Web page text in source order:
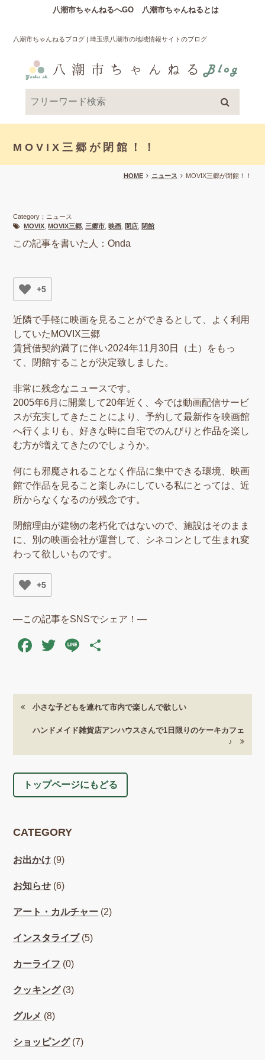
八潮市ちゃんねるへGO 八潮市ちゃんねるとは
八潮市ちゃんねるブログ | 埼玉県八潮市の地域情報サイトのブログ
MOVIX三郷が閉館！！
HOME ニュース MOVIX三郷が閉館！！
Category；ニュース
MOVIX
MOVIX三郷 三郷市 映画 閉店 閉館
この記事を書いた人：Onda
+5
近隣で手軽に映画を見ることができるとして、よく利用
していたMOVIX三郷
賃貸借契約満了に伴い2024年11月30日（土）をもっ
て、閉館することが決定致しました。
非常に残念なニュースです。
2005年6月に開業して20年近く、今では動画配信サービ
スが充実してきたことにより、予約して最新作を映画館
へ行くよりも、好きな時に自宅でのんびりと作品を楽し
む方が増えてきたのでしょうか。
何にも邪魔されることなく作品に集中できる環境、映画
館で作品を見ること楽しみにしている私にとっては、近
所からなくなるのが残念です。
閉館理由が建物の老朽化ではないので、施設はそのまま
に、別の映画会社が運営して、シネコンとして生まれ変
わって欲しいものです。
+5
―この記事をSNSでシェア！―
Facebook
Twitter
Line
小さな子どもを連れて市内で楽しんで欲しい
ハンドメイド雑貨店アンハウスさんで1日限りのケーキカフェ
♪
トップページにもどる
CATEGORY
お出かけ (9)
お知らせ (6)
アート・カルチャー (2)
インスタライブ(5)
カーライフ (0)
クッキング(3)
グルメ (8)
ショッピング(7)